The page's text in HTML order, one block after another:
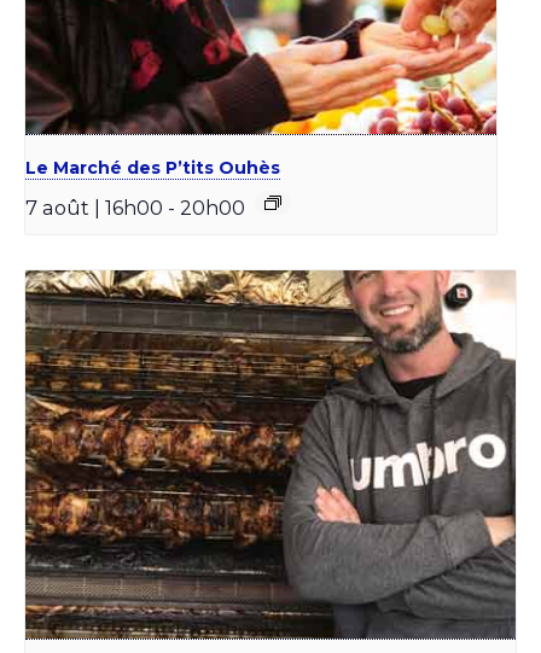
Le Marché des P’tits Ouhès
7 août | 16h00 - 20h00